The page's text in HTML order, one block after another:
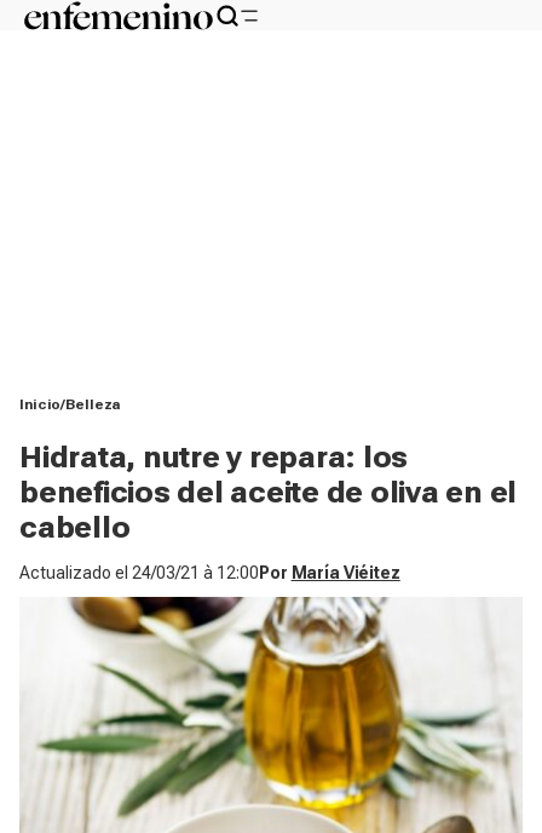
Inicio Belleza
Hidrata, nutre y repara: los
beneficios del aceite de oliva en el
cabello
Actualizado el 24/03/21 à 12:00 Por María Viéitez